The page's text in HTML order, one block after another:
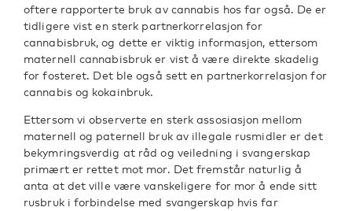
oftere rapporterte bruk av cannabis hos far også. De er
tidligere vist en sterk partnerkorrelasjon for
cannabisbruk, og dette er viktig informasjon, ettersom
maternell cannabisbruk er vist å være direkte skadelig
for fosteret. Det ble også sett en partnerkorrelasjon for
cannabis og kokainbruk.
Ettersom vi observerte en sterk assosiasjon mellom
maternell og paternell bruk av illegale rusmidler er det
bekymringsverdig at råd og veiledning i svangerskap
primært er rettet mot mor. Det fremstår naturlig å
anta at det ville være vanskeligere for mor å ende sitt
rusbruk i forbindelse med svangerskap hvis far